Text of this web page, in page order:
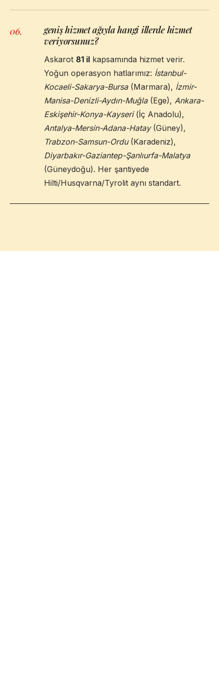
06.
geniş hizmet ağıyla hangi illerde hizmet
veriyorsunuz?
Askarot 81 il kapsamında hizmet verir.
Yoğun operasyon hatlarımız: İstanbul-
Kocaeli-Sakarya-Bursa(Marmara), İzmir-
Manisa-Denizli-Aydın-Muğla(Ege), Ankara-
Eskişehir-Konya-Kayseri(İç Anadolu),
Antalya-Mersin-Adana-Hatay(Güney),
Trabzon-Samsun-Ordu(Karadeniz),
Diyarbakır-Gaziantep-Şanlıurfa-Malatya
(Güneydoğu). Her şantiyede
Hilti/Husqvarna/Tyrolit aynı standart.